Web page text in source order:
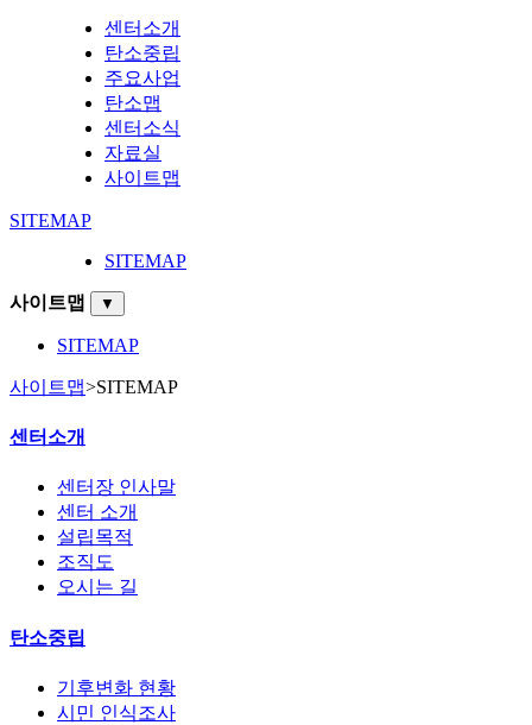
센터소개
탄소중립
주요사업
탄소맵
센터소식
자료실
사이트맵
SITEMAP
SITEMAP
사이트맵 ▼
SITEMAP
사이트맵>SITEMAP
센터소개
센터장 인사말
센터 소개
설립목적
조직도
오시는 길
탄소중립
기후변화 현황
시민 인식조사